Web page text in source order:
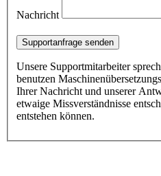
Nachricht
Supportanfrage senden
Unsere Supportmitarbeiter
benutzen
Ihrer Nachricht und unserer
etwaige Missverständnisse
entstehen können.